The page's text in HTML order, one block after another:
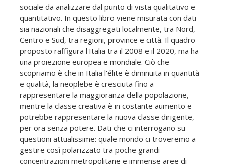
sociale da analizzare dal punto di vista qualitativo e
quantitativo. In questo libro viene misurata con dati
sia nazionali che disaggregati localmente, tra Nord,
Centro e Sud, tra regioni, province e città. Il quadro
proposto raffigura l'Italia tra il 2008 e il 2020, ma ha
una proiezione europea e mondiale. Ciò che
scopriamo è che in Italia l'élite è diminuita in quantità
e qualità, la neoplebe è cresciuta fino a
rappresentare la maggioranza della popolazione,
mentre la classe creativa è in costante aumento e
potrebbe rappresentare la nuova classe dirigente,
per ora senza potere. Dati che ci interrogano su
questioni attualissime: quale mondo ci troveremo a
gestire così polarizzato tra poche grandi
concentrazioni metropolitane e immense aree di